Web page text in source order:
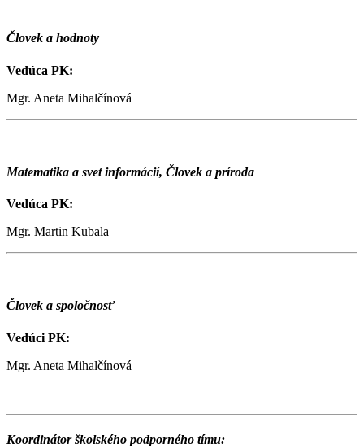
Človek a hodnoty
Vedúca PK:
Mgr. Aneta Mihalčínová
Matematika a svet informácií, Človek a príroda
Vedúca PK:
Mgr. Martin Kubala
Človek a spoločnosť
Vedúci PK:
Mgr. Aneta Mihalčínová
Koordinátor školského podporného tímu: